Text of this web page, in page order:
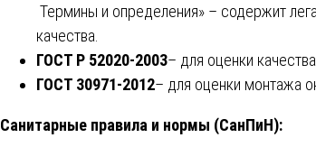
Термины и определения» – содержит
качества.
ГОСТ Р 52020-2003– для оценки
ГОСТ 30971-2012– для оценки монтажа
Санитарные правила и нормы (СанПиН):